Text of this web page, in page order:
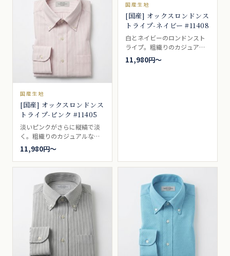
カジュアルシャツ向き。
国産生地
[国産] オックスロンドンス
トライプ-ピンク #11405
淡いピンクがさらに縦縞で淡
く。粗織りのカジュアルなシ
ャツ地。ボタンダウンの代名
詞的シャツ生地。ビジネスシ
ャツ向き。
11,980円〜
国産生地
[国産] オックスロンドンス
トライプ-ネイビー #11408
白とネイビーのロンドンスト
ライプ。粗織りのカジュアル
なシャツ地。ボタンダウンの
代名詞的シャツ生地。ビジネ
11,980円〜